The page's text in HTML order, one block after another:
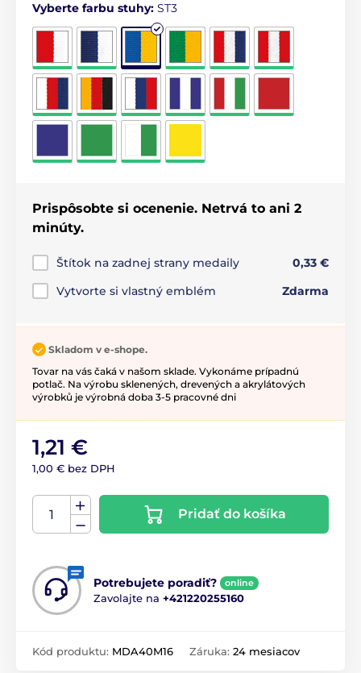
Vyberte farbu stuhy: ST3
Prispôsobte si ocenenie. Netrvá to ani 2
minúty.
Štítok na zadnej strany medaily
0,33 €
Vytvorte si vlastný emblém
Zdarma
Skladom v e-shope.
Tovar na vás čaká v našom sklade. Vykonáme prípadnú
potlač. Na výrobu sklenených, drevených a akrylátových
výrobků je výrobná doba 3-5 pracovné dni
1,21 €
1,00 € bez DPH
Pridať do košíka
Potrebujete poradiť? online
Zavolajte na +421220255160
Kód produktu: MDA40M16 Záruka: 24 mesiacov